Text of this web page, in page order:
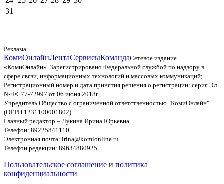
31
Реклама
КомиОнлайнЛентаСервисыКомандаСетевое издание
«КомиОнлайн». Зарегистрировано Федеральной службой по надзору в
сфере связи, информационных технологий и массовых коммуникаций;
Регистрационный номер и дата принятия решения о регистрации: серия Эл
№ ФС77-72997 от 06 июня 2018г.
Учредитель Общество с ограниченной ответственностью "КомиОнлайн"
(ОГРН 1231100001802)
Главный редактор – Лукина Ирина Юрьевна.
Телефон: 89225841110
Электронная почта: irina@komionline.ru
Телефон редакции: 89634880925
Пользовательское соглашение и политика
конфиденциальности